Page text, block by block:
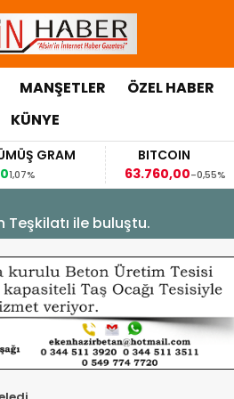
MANŞETLER ÖZEL HABER
KÜNYE
GRAM
BITCOIN
63.760,00-0,55%
Teşkilatı ile buluştu.